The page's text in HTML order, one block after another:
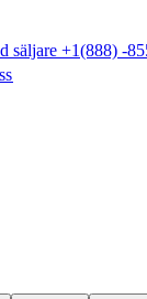
säljare +1(888) -